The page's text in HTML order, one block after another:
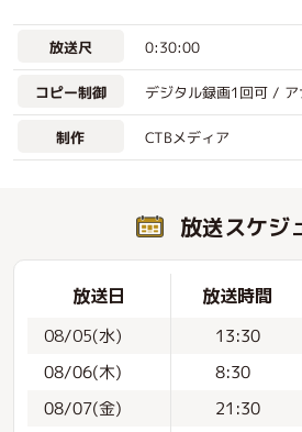
放送尺 0:30:00
コピー制御 デジタル録画1回可 /
制作 CTBメディア
放送スケジ
放送日 放送時間
08/05(水) 13:30
08/06(木) 8:30
08/07(金) 21:30